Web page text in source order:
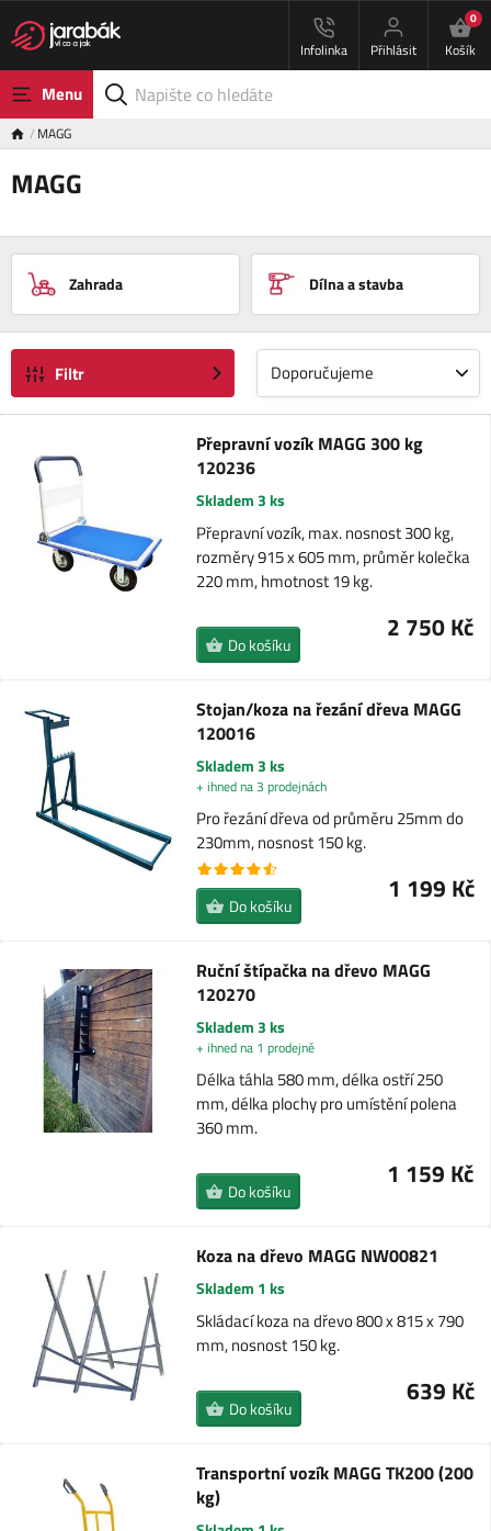
Infolinka Přihlásit
0
Košík
Menu
MAGG
MAGG
Zahrada Dílna a stavba
Filtr Doporučujeme
Přepravní vozík MAGG 300 kg
120236
Skladem 3 ks
Přepravní vozík, max. nosnost 300 kg,
rozměry 915 x 605 mm, průměr kolečka
220 mm, hmotnost 19 kg.
2 750 Kč
Do košíku
Stojan/koza na řezání dřeva MAGG
120016
Skladem 3 ks
+ ihned na 3 prodejnách
Pro řezání dřeva od průměru 25mm do
230mm, nosnost 150 kg.
1 199 Kč
Do košíku
Ruční štípačka na dřevo MAGG
120270
Skladem 3 ks
+ ihned na 1 prodejně
Délka táhla 580 mm, délka ostří 250
mm, délka plochy pro umístění polena
360 mm.
1 159 Kč
Do košíku
Koza na dřevo MAGG NW00821
Skladem 1 ks
Skládací koza na dřevo 800 x 815 x 790
mm, nosnost 150 kg.
639 Kč
Do košíku
Transportní vozík MAGG TK200 (200
kg)